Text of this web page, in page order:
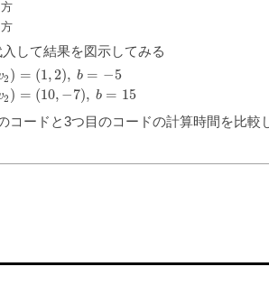
して結果を図示してみる
2 ) = (1,2), b = −5
2 ) = (10, −7), b = 15
コードと3つ目のコードの計算時間を比較